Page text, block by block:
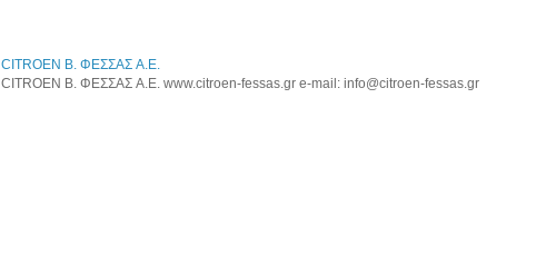
CITROEN B. ΦΕΣΣΑΣ A.E.
CITROEN B. ΦΕΣΣΑΣ A.E. www.citroen-fessas.gr e-mail: info@citroen-fessas.gr